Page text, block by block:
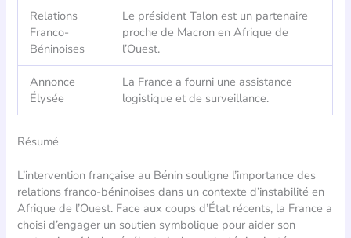
Relations
Franco-
Béninoises
Le président Talon est un partenaire
proche de Macron en Afrique de
l’Ouest.
Annonce
Élysée
La France a fourni une assistance
logistique et de surveillance.
Résumé
L’intervention française au Bénin souligne l’importance des
relations franco-béninoises dans un contexte d’instabilité en
Afrique de l’Ouest. Face aux coups d’État récents, la France a
choisi d’engager un soutien symbolique pour aider son